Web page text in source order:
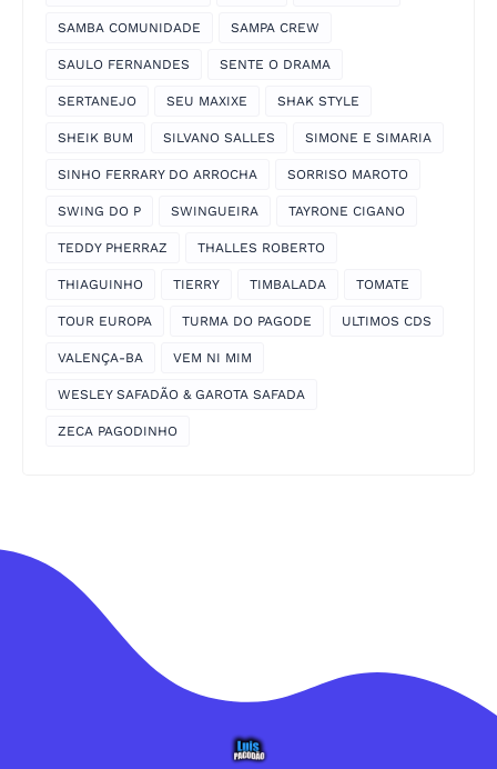
SAMBA COMUNIDADE SAMPA CREW
SAULO FERNANDES SENTE O DRAMA
SERTANEJO SEU MAXIXE SHAK STYLE
SHEIK BUM SILVANO SALLES SIMONE E SIMARIA
SINHO FERRARY DO ARROCHA SORRISO MAROTO
SWING DO P SWINGUEIRA TAYRONE CIGANO
TEDDY PHERRAZ THALLES ROBERTO
THIAGUINHO TIERRY TIMBALADA TOMATE
TOUR EUROPA TURMA DO PAGODE ULTIMOS CDS
VALENÇA-BA VEM NI MIM
WESLEY SAFADÃO & GAROTA SAFADA
ZECA PAGODINHO